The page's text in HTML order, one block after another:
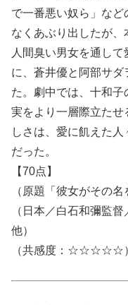
で一番悪い奴ら」な
なくあぶり出したが
人間臭い男女を通し
に、蒼井優と阿部サダ
た。劇中では、十和
実をより一層際立た
しさは、愛に飢えた
だった。
【70点】
（原題「彼女がその
（日本／白石和彌監
他）
（共感度：☆☆☆☆☆